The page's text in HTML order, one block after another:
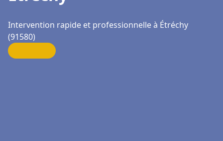
Intervention rapide et professionnelle à Étréchy
(91580)